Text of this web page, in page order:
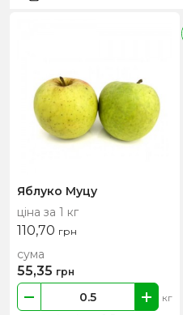
Яблуко Муцу
ціна за 1 кг
110,70 грн
кг
сума
55,35 грн